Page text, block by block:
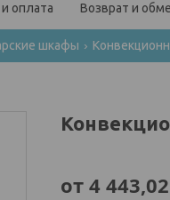
оплата Возврат и
шкафы
от 4 443,02